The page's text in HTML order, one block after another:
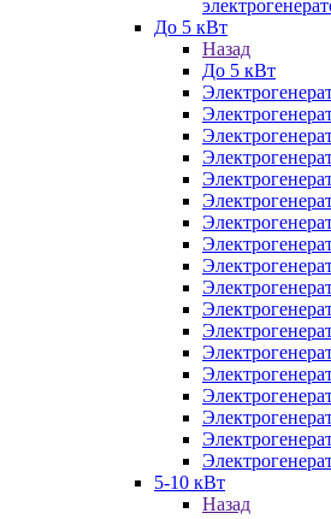
До 5 кВт
Назад
До 5 кВт
5-10 кВт
Назад